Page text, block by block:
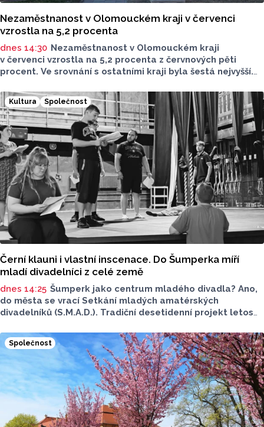
Nezaměstnanost v Olomouckém kraji v červenci
vzrostla na 5,2 procenta
dnes 14:30 Nezaměstnanost v Olomouckém kraji
v červenci vzrostla na 5,2 procenta z červnových pěti
procent. Ve srovnání s ostatními kraji byla šestá nejvyšší.
4,7 procenta. Vyplývá to z údajů, které dnes zveřejnil Úřad
práce ČR. Přerovsko se dotáhlo na Jesenicko a mají
shodně nejvyšší nezaměstnanost v kraji. Nezaměstnanost
v celém Česku v červenci vzrostla o dvě desetiny
procentního bodu na pět procent.
Kultura Společnost
Černí klauni i vlastní inscenace. Do Šumperka míří
mladí divadelníci z celé země
dnes 14:25 Šumperk jako centrum mladého divadla? Ano,
do města se vrací Setkání mladých amatérských
divadelníků (S.M.A.D.). Tradiční desetidenní projekt letos
tvorbu i vzájemnou inspiraci. Probíhat bude od 14. do 23.
srpna.
Společnost